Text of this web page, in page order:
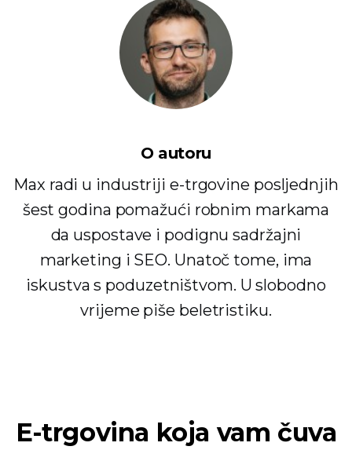
O autoru
Max radi u industriji e-trgovine posljednjih
šest godina pomažući robnim markama
da uspostave i podignu sadržajni
marketing i SEO. Unatoč tome, ima
iskustva s poduzetništvom. U slobodno
vrijeme piše beletristiku.
E-trgovina koja vam čuva